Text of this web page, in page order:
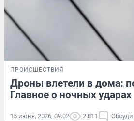
ПРОИСШЕСТВИЯ
Дроны влетели в дома:
Главное о ночных ударах
15 июня, 2026, 09:02 2 811